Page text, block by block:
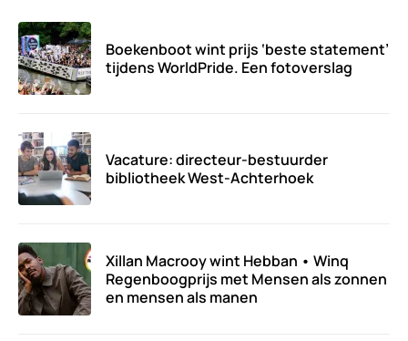
Boekenboot wint prijs ‘beste statement’
tijdens WorldPride. Een fotoverslag
Vacature: directeur-bestuurder
bibliotheek West-Achterhoek
Xillan Macrooy wint Hebban • Winq
Regenboogprijs met Mensen als zonnen
en mensen als manen